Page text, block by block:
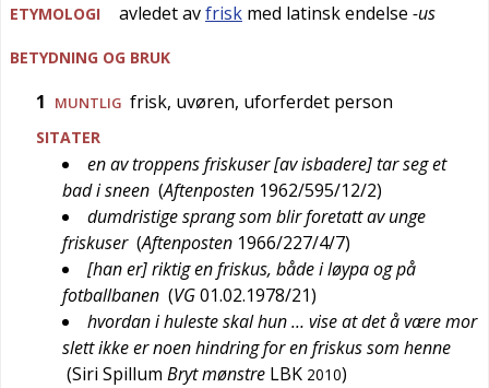
ETYMOLOGI avledet avfrisk med latinskendelse -us
BETYDNING OG BRUK
1 MUNTLIG frisk, uvøren, uforferdet person
SITATER
en av troppens friskuser [av isbadere] tar seg et
bad i sneen (Aftenposten 1962/595/12/2)
dumdristige sprang som blir foretatt av unge
friskuser (Aftenposten 1966/227/4/7)
[han er] riktig en friskus, både i løypa og på
fotballbanen (VG01.02.1978/21)
hvordan i huleste skal hun … vise at det å være mor
slett ikke er noen hindring for en friskus som henne
(Siri Spillum Bryt mønstre LBK 2010)